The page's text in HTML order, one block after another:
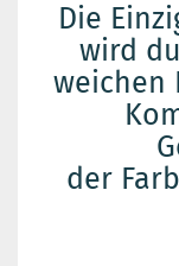
Die
wird
weichen
der